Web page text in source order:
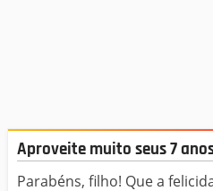
Aproveite muito seus 7
Parabéns, filho! Que a